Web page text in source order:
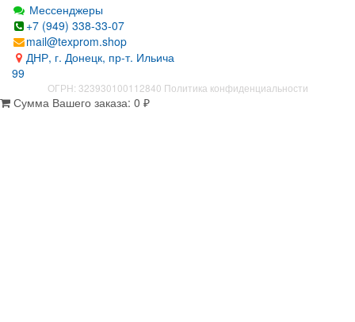
Мессенджеры
+7 (949) 338-33-07
mail@texprom.shop
ДНР, г. Донецк, пр-т. Ильича
99
ОГРН: 323930100112840 Политика конфиденциальности
Сумма Вашего заказа: 0 ₽